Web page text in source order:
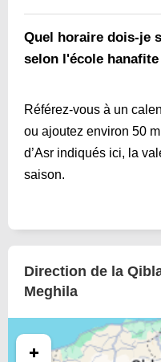
Quel horaire dois-je
selon l'école
Référez-vous à un
ou ajoutez environ 50
d’Asr indiqués ici, la
saison.
Direction de la
Meghila
+